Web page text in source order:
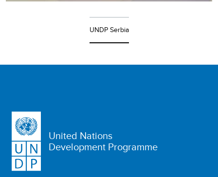
UNDP Serbia
United Nations
Development Programme